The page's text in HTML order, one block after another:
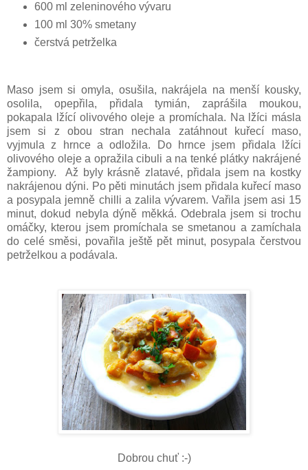
600 ml zeleninového vývaru
100 ml 30% smetany
čerstvá petrželka
Maso jsem si omyla, osušila, nakrájela na menší kousky,
osolila, opepřila, přidala tymián, zaprášila moukou,
pokapala lžící olivového oleje a promíchala. Na lžíci másla
jsem si z obou stran nechala zatáhnout kuřecí maso,
vyjmula z hrnce a odložila. Do hrnce jsem přidala lžíci
olivového oleje a opražila cibuli a na tenké plátky nakrájené
žampiony. Až byly krásně zlatavé, přidala jsem na kostky
nakrájenou dýni. Po pěti minutách jsem přidala kuřecí maso
a posypala jemně chilli a zalila vývarem. Vařila jsem asi 15
minut, dokud nebyla dýně měkká. Odebrala jsem si trochu
omáčky, kterou jsem promíchala se smetanou a zamíchala
do celé směsi, povařila ještě pět minut, posypala čerstvou
petrželkou a podávala.
Dobrou chuť :-)